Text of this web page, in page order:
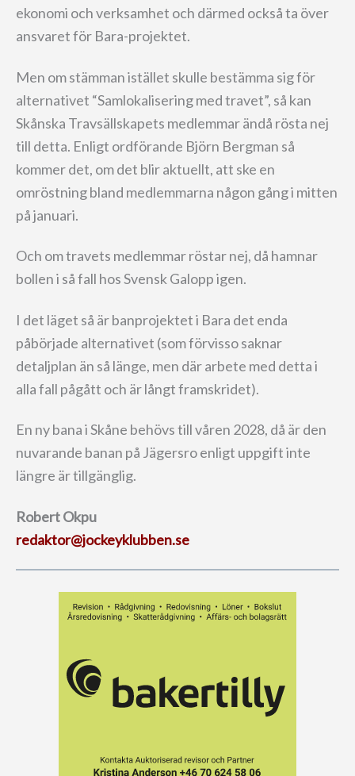
ekonomi och verksamhet och därmed också ta över
ansvaret för Bara-projektet.
Men om stämman istället skulle bestämma sig för
alternativet “Samlokalisering med travet”, så kan
Skånska Travsällskapets medlemmar ändå rösta nej
till detta. Enligt ordförande Björn Bergman så
kommer det, om det blir aktuellt, att ske en
omröstning bland medlemmarna någon gång i mitten
på januari.
Och om travets medlemmar röstar nej, då hamnar
bollen i så fall hos Svensk Galopp igen.
I det läget så är banprojektet i Bara det enda
påbörjade alternativet (som förvisso saknar
detaljplan än så länge, men där arbete med detta i
alla fall pågått och är långt framskridet).
En ny bana i Skåne behövs till våren 2028, då är den
nuvarande banan på Jägersro enligt uppgift inte
längre är tillgänglig.
Robert Okpu
redaktor@jockeyklubben.se